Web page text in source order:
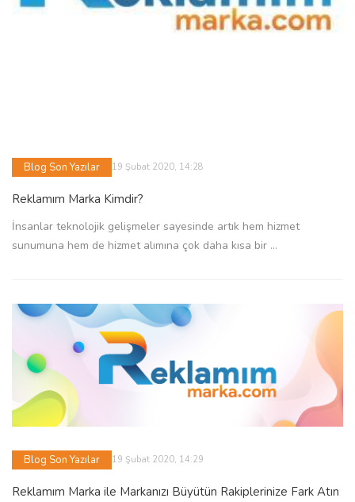
Blog Son Yazılar 19 Şubat 2020, 14:28
Reklamım Marka Kimdir?
İnsanlar teknolojik gelişmeler sayesinde artık hem hizmet
sunumuna hem de hizmet alımına çok daha kısa bir ...
Blog Son Yazılar 19 Şubat 2020, 14:29
Reklamım Marka ile Markanızı Büyütün Rakiplerinize Fark Atın